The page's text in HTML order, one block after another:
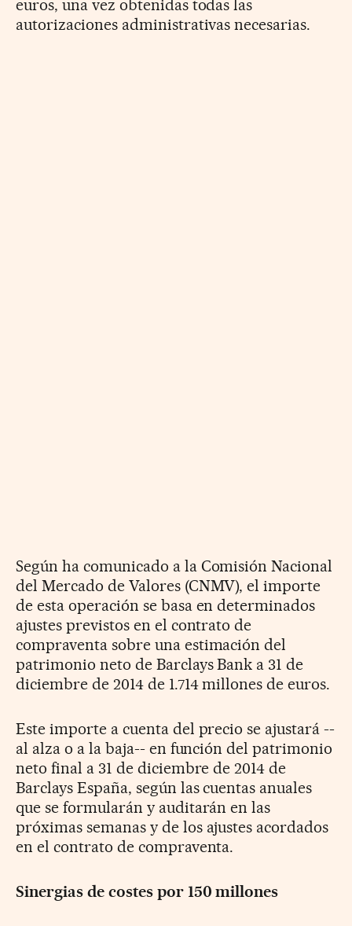
euros, una vez obtenidas todas las
autorizaciones administrativas necesarias.
Según ha comunicado a la Comisión Nacional
del Mercado de Valores (CNMV), el importe
de esta operación se basa en determinados
ajustes previstos en el contrato de
compraventa sobre una estimación del
patrimonio neto de Barclays Bank a 31 de
diciembre de 2014 de 1.714 millones de euros.
Este importe a cuenta del precio se ajustará --
al alza o a la baja-- en función del patrimonio
neto final a 31 de diciembre de 2014 de
Barclays España, según las cuentas anuales
que se formularán y auditarán en las
próximas semanas y de los ajustes acordados
en el contrato de compraventa.
Sinergias de costes por 150 millones